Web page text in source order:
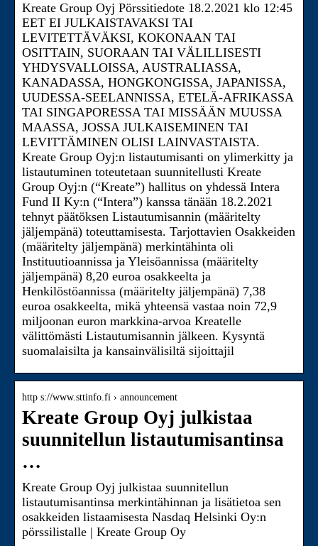
Kreate Group Oyj Pörssitiedote 18.2.2021 klo 12:45
EET EI JULKAISTAVAKSI TAI
LEVITETTÄVÄKSI, KOKONAAN TAI
OSITTAIN, SUORAAN TAI VÄLILLISESTI
YHDYSVALLOISSA, AUSTRALIASSA,
KANADASSA, HONGKONGISSA, JAPANISSA,
UUDESSA-SEELANNISSA, ETELÄ-AFRIKASSA
TAI SINGAPORESSA TAI MISSÄÄN MUUSSA
MAASSA, JOSSA JULKAISEMINEN TAI
LEVITTÄMINEN OLISI LAINVASTAISTA.
Kreate Group Oyj:n listautumisanti on ylimerkitty ja
listautuminen toteutetaan suunnitellusti Kreate
Group Oyj:n (“Kreate”) hallitus on yhdessä Intera
Fund II Ky:n (“Intera”) kanssa tänään 18.2.2021
tehnyt päätöksen Listautumisannin (määritelty
jäljempänä) toteuttamisesta. Tarjottavien Osakkeiden
(määritelty jäljempänä) merkintähinta oli
Instituutioannissa ja Yleisöannissa (määritelty
jäljempänä) 8,20 euroa osakkeelta ja
Henkilöstöannissa (määritelty jäljempänä) 7,38
euroa osakkeelta, mikä yhteensä vastaa noin 72,9
miljoonan euron markkina-arvoa Kreatelle
välittömästi Listautumisannin jälkeen. Kysyntä
suomalaisilta ja kansainvälisiltä sijoittajil
http s://www.sttinfo.fi › announcement
Kreate Group Oyj julkistaa
suunnitellun listautumisantinsa
…
Kreate Group Oyj julkistaa suunnitellun
listautumisantinsa merkintähinnan ja lisätietoa sen
osakkeiden listaamisesta Nasdaq Helsinki Oy:n
pörssilistalle | Kreate Group Oy